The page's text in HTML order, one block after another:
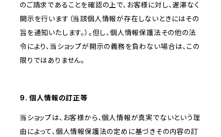
のご請求であることを確認の上で、お客様に対し、遅滞なく
開示を行います（当該個人情報が存在しないときにはその
旨を通知いたします。）。但し、個人情報保護法その他の法
令により、当ショップが開示の義務を負わない場合は、この
限りではありません。
9. 個人情報の訂正等
当ショップは、お客様から、個人情報が真実でないという理
由によって、個人情報保護法の定めに基づきその内容の訂